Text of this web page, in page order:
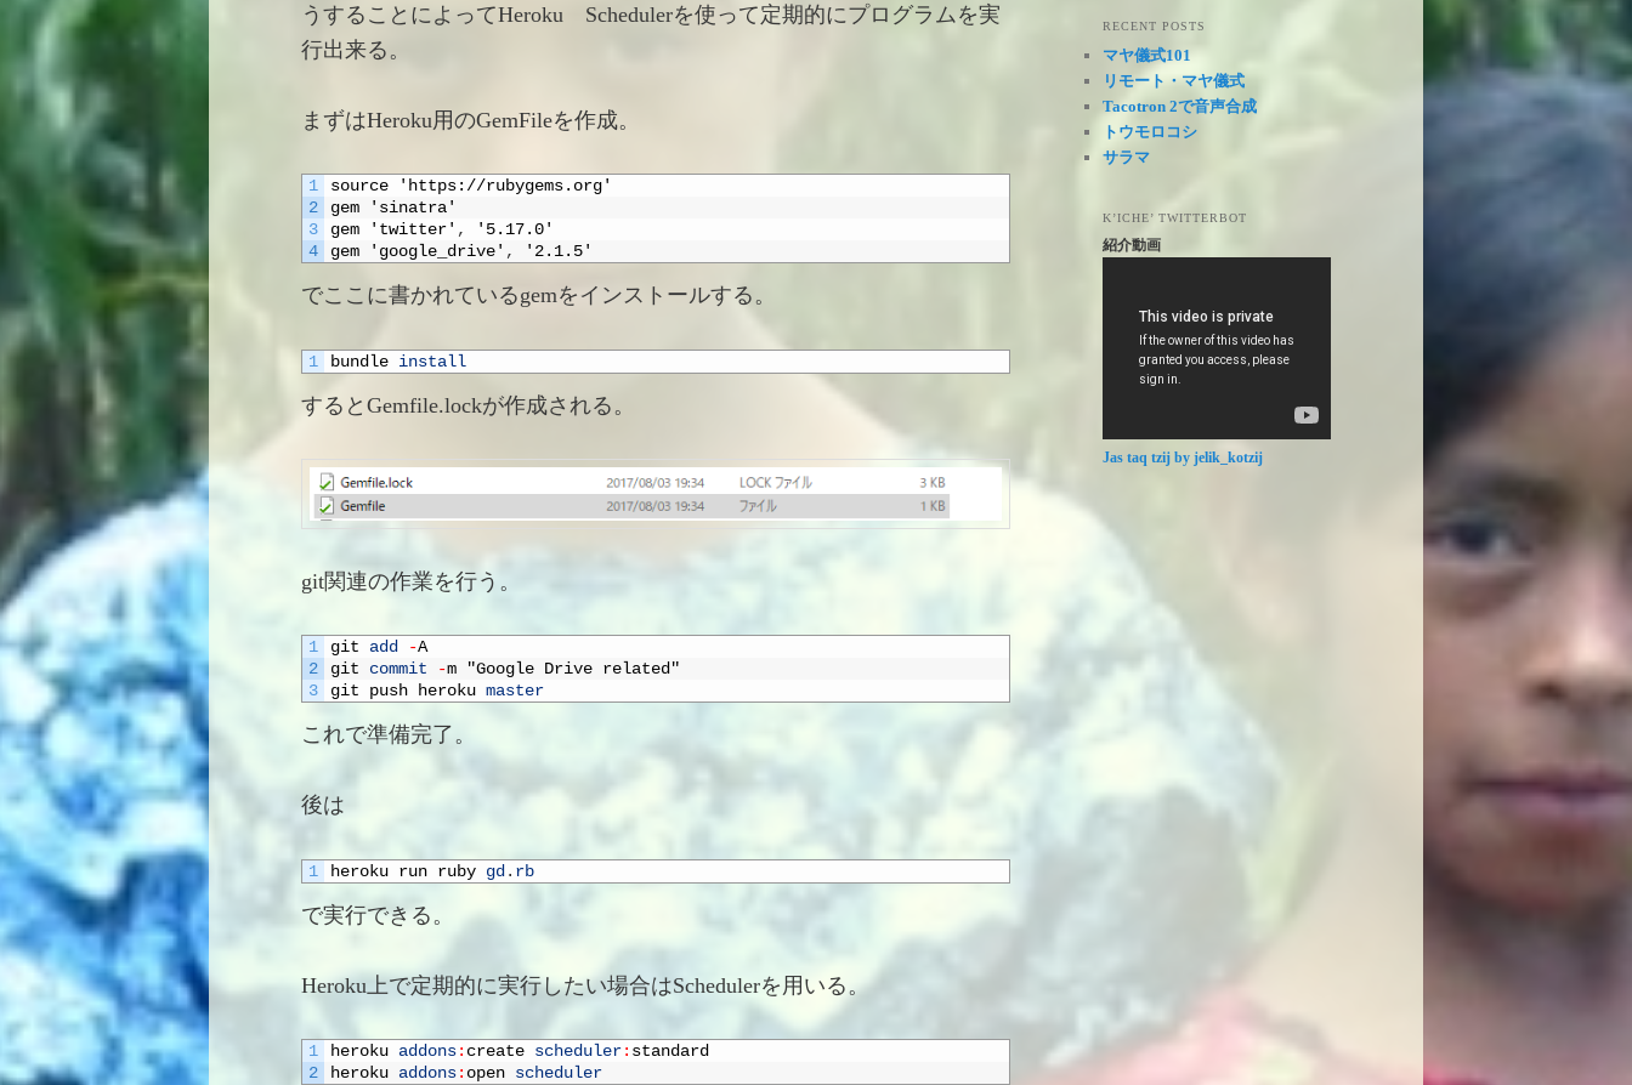
うすることによってHeroku Schedulerを使って定期的にプログラムを実
行出来る。
まずはHeroku用のGemFileを作成。
1
2
3
4
source
'https://rubygems.org'
gem
'sinatra'
gem
'twitter' ,
'5.17.0'
gem
'google_drive' , '2.1.5'
でここに書かれているgemをインストールする。
1 bundle install
するとGemfile.lockが作成される。
git関連の作業を行う。
1
2
3
git add -A
git commit -m
"Google Drive related"
git push heroku master
これで準備完了。
後は
1 heroku run ruby gd. rb
で実行できる。
Heroku上で定期的に実行したい場合はSchedulerを用いる。
1
2
heroku addons: create scheduler: standard
heroku addons: open scheduler
RECENT POSTS
マヤ儀式101
リモート・マヤ儀式
Tacotron 2で音声合成
トウモロコシ
サラマ
K’ICHE’ TWITTERBOT
紹介動画
Jas taq tzij by jelik_kotzij